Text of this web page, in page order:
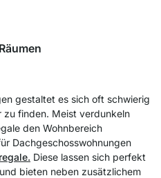
gestaltet es sich oft schwierig
zu finden. Meist verdunkeln
den Wohnbereich
Dachgeschosswohnungen
Diese lassen sich perfekt
bieten neben zusätzlichem